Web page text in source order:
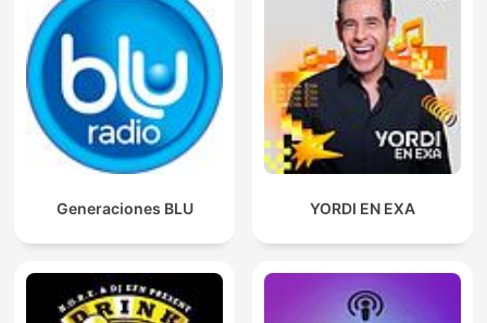
Generaciones BLU YORDI EN EXA